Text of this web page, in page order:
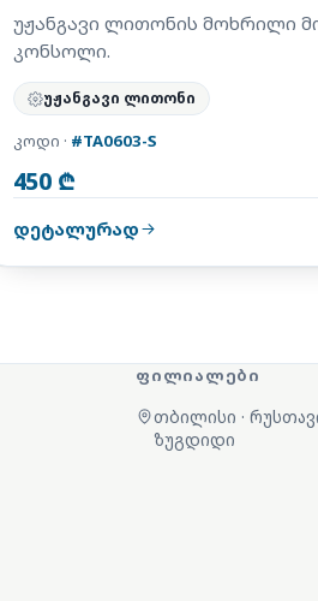
უჟანგავი ლითონის მოხრილი
კონსოლი.
უჟანგავი ლითონი
კოდი · #TA0603-S
450 ₾
დეტალურად
ᲤᲘᲚᲘᲐᲚᲔᲑᲘ
თბილისი ·
ზუგდიდი